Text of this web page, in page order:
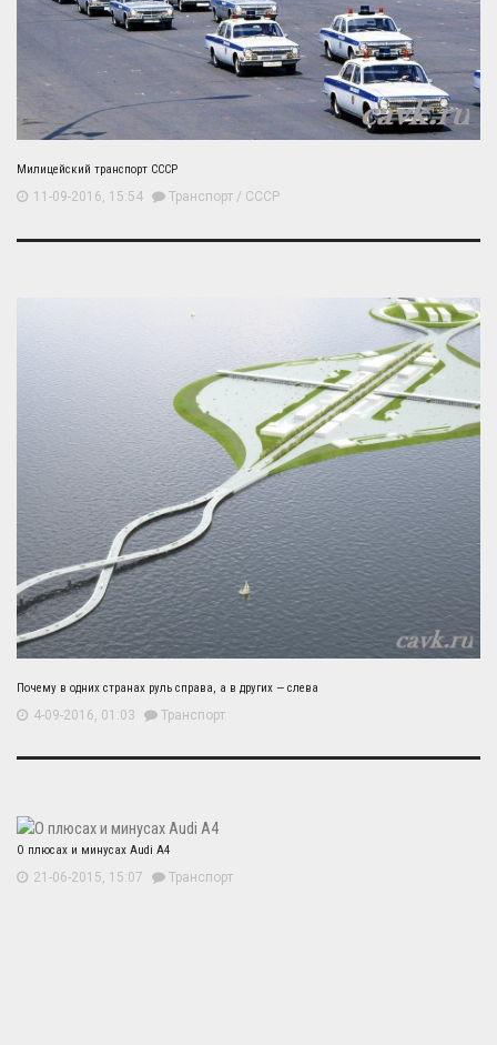
Милицейский транспорт СССР
11-09-2016, 15:54 Транспорт / СССР
Почему в одних странах руль справа, а в других — слева
4-09-2016, 01:03 Транспорт
О плюсах и минусах Audi A4
21-06-2015, 15:07 Транспорт